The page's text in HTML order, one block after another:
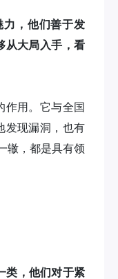
，他们善于发
从大局入手，看
作用。它与全国
发现漏洞，也有
辙，都是具有领
类，他们对于紧